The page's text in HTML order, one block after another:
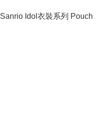
Sanrio Idol衣裝系列 Pouch